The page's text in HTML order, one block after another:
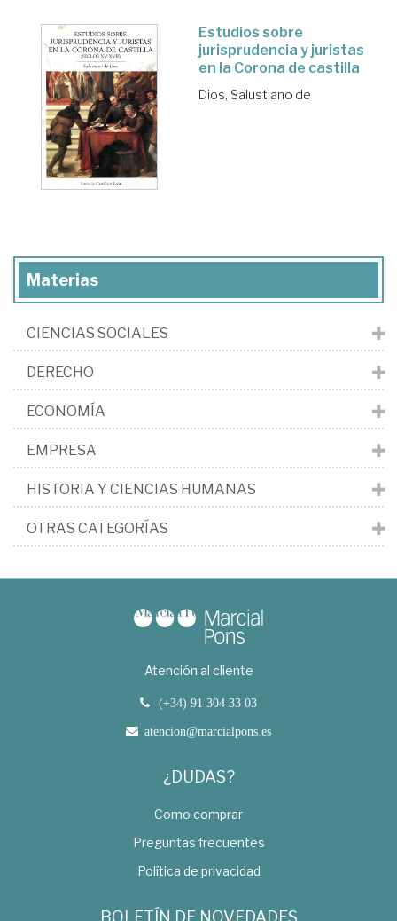
Estudios sobre
jurisprudencia y juristas
en la Corona de castilla
Dios, Salustiano de
Materias
CIENCIAS SOCIALES
DERECHO
ECONOMÍA
EMPRESA
HISTORIA Y CIENCIAS HUMANAS
OTRAS CATEGORÍAS
Atención al cliente
(+34) 91 304 33 03
atencion@marcialpons.es
¿DUDAS?
Como comprar
Preguntas frecuentes
Política de privacidad